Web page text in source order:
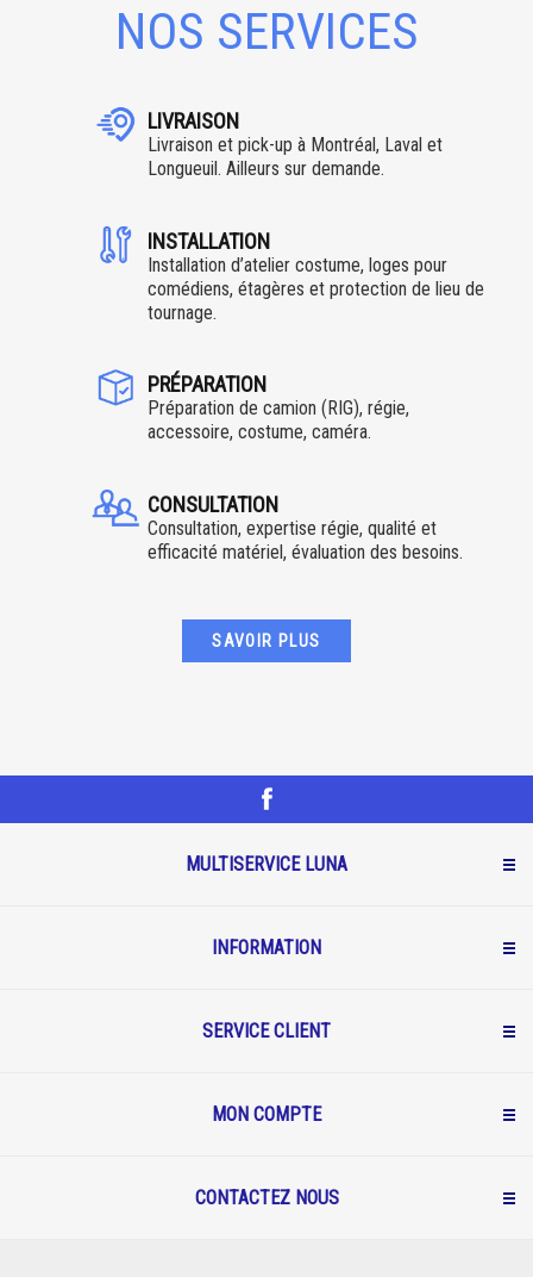
NOS SERVICES
LIVRAISON
Livraison et pick-up à Montréal, Laval et
Longueuil. Ailleurs sur demande.
INSTALLATION
Installation d’atelier costume, loges pour
comédiens, étagères et protection de lieu de
tournage.
PRÉPARATION
Préparation de camion (RIG), régie,
accessoire, costume, caméra.
CONSULTATION
Consultation, expertise régie, qualité et
efficacité matériel, évaluation des besoins.
SAVOIR PLUS
MULTISERVICE LUNA
INFORMATION
SERVICE CLIENT
MON COMPTE
CONTACTEZ NOUS